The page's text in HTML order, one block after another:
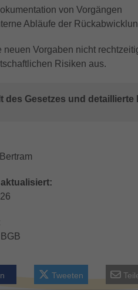
von Vorgängen
Abläufe der
neuen Vorgaben nicht
Risiken aus.
des Gesetzes und detaillierte
Tweeten